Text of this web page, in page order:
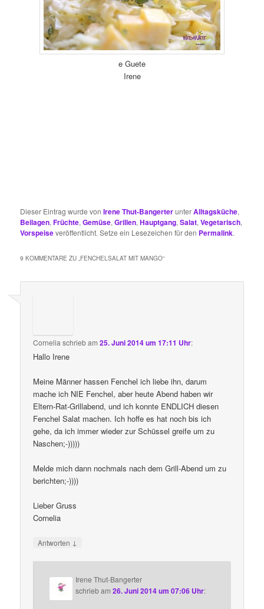
e Guete
Irene
Dieser Eintrag wurde vonIrene Thut-BangerterunterAlltagsküche,
Beilagen,Früchte,Gemüse,Grillen,Hauptgang,Salat,Vegetarisch,
Vorspeiseveröffentlicht. Setze ein Lesezeichen für den Permalink.
9 KOMMENTARE ZU „FENCHELSALAT MIT MANGO“
Cornelia schriebam25. Juni 2014 um 17:11 Uhr:
Hallo Irene
Meine Männer hassen Fenchel ich liebe ihn, darum
mache ich NIE Fenchel, aber heute Abend haben wir
Eltern-Rat-Grillabend, und ich konnte ENDLICH diesen
Fenchel Salat machen. Ich hoffe es hat noch bis ich
gehe, da ich immer wieder zur Schüssel greife um zu
Naschen;-)))))
Melde mich dann nochmals nach dem Grill-Abend um zu
berichten;-))))
Lieber Gruss
Cornelia
Antworten ↓
Irene Thut-Bangerter
schriebam26. Juni 2014 um 07:06 Uhr: